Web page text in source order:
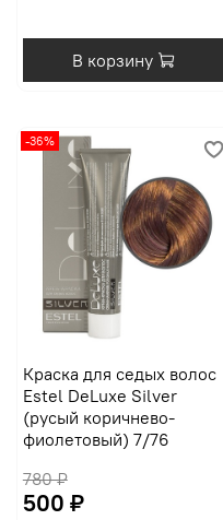
В корзину
-36%
Краска для седых волос
Estel DeLuxe Silver
(русый коричнево-
фиолетовый) 7/76
780 ₽
500 ₽